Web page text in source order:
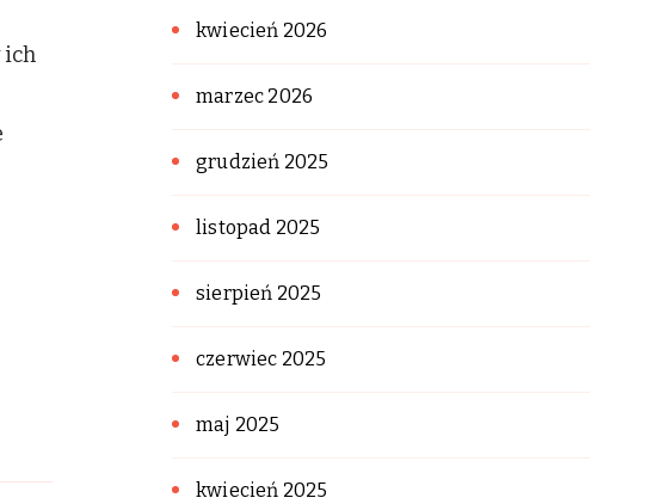
ich
kwiecień 2026
marzec 2026
grudzień 2025
listopad 2025
sierpień 2025
czerwiec 2025
maj 2025
kwiecień 2025